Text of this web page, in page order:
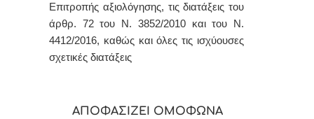
Επιτροπής αξιολόγησης, τις διατάξεις του
άρθρ. 72 του Ν. 3852/2010 και του Ν.
4412/2016, καθώς και όλες τις ισχύουσες
σχετικές διατάξεις
ΑΠΟΦΑΣΙΖΕΙ ΟΜΟΦΩΝΑ